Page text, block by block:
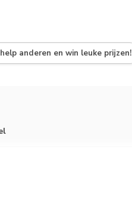
anderen en win leuke prijzen!